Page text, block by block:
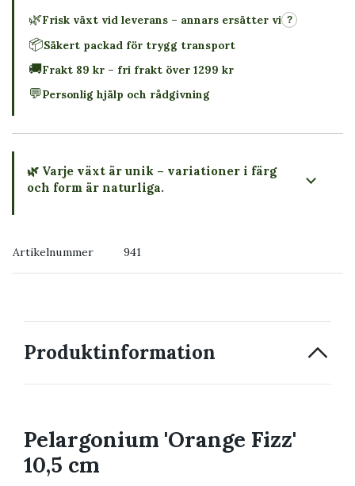
🌿Frisk växt vid leverans – annars ersätter vi ?
📦Säkert packad för trygg transport
🚚Frakt 89 kr – fri frakt över 1299 kr
💬Personlig hjälp och rådgivning
🌿 Varje växt är unik – variationer i färg
och form är naturliga.
Artikelnummer 941
Produktinformation
Pelargonium 'Orange Fizz'
10,5 cm